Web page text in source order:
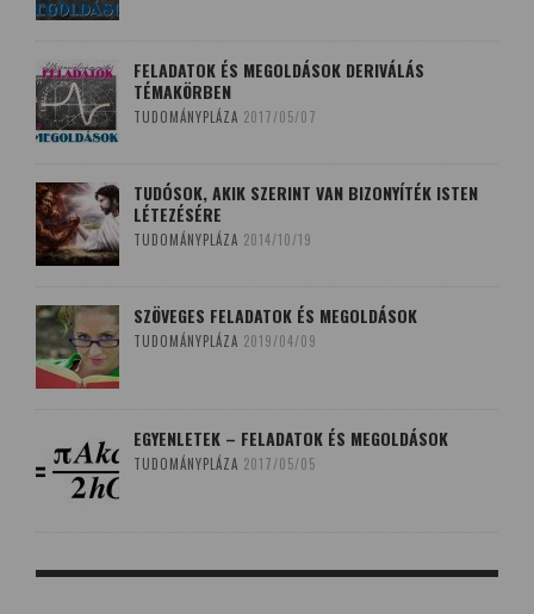
FELADATOK ÉS MEGOLDÁSOK DERIVÁLÁS
TÉMAKÖRBEN
TUDOMÁNYPLÁZA 2017/05/07
TUDÓSOK, AKIK SZERINT VAN BIZONYÍTÉK ISTEN
LÉTEZÉSÉRE
TUDOMÁNYPLÁZA 2014/10/19
SZÖVEGES FELADATOK ÉS MEGOLDÁSOK
TUDOMÁNYPLÁZA 2019/04/09
EGYENLETEK – FELADATOK ÉS MEGOLDÁSOK
TUDOMÁNYPLÁZA 2017/05/05